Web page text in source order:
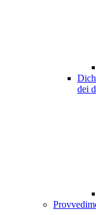
dei